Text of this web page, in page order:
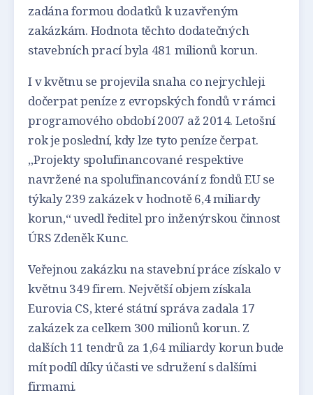
zadána formou dodatků k uzavřeným
zakázkám. Hodnota těchto dodatečných
stavebních prací byla 481 milionů korun.
I v květnu se projevila snaha co nejrychleji
dočerpat peníze z evropských fondů v rámci
programového období 2007 až 2014. Letošní
rok je poslední, kdy lze tyto peníze čerpat.
„Projekty spolufinancované respektive
navržené na spolufinancování z fondů EU se
týkaly 239 zakázek v hodnotě 6,4 miliardy
korun,“ uvedl ředitel pro inženýrskou činnost
ÚRS Zdeněk Kunc.
Veřejnou zakázku na stavební práce získalo v
květnu 349 firem. Největší objem získala
Eurovia CS, které státní správa zadala 17
zakázek za celkem 300 milionů korun. Z
dalších 11 tendrů za 1,64 miliardy korun bude
mít podíl díky účasti ve sdružení s dalšími
firmami.